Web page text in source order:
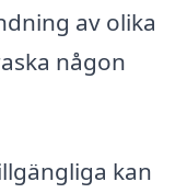
av olika
någon
kan